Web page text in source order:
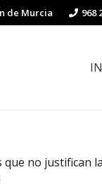
de Murcia 968
que no justifican la